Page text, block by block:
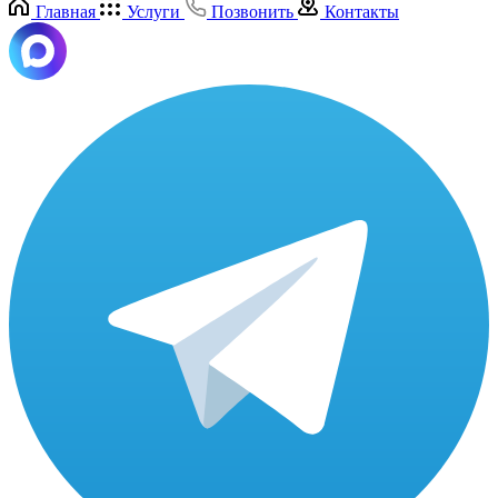
Главная Услуги Позвонить Контакты